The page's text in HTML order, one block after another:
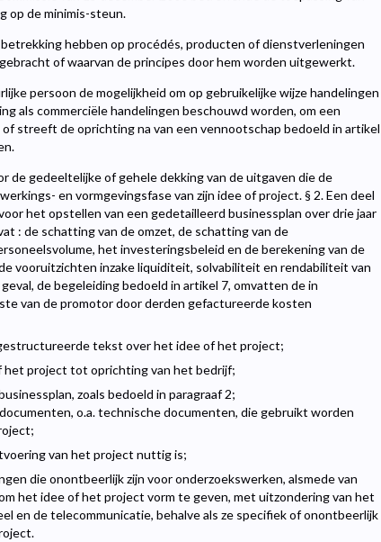
op de minimis-steun.
hebben op procédés, producten of dienstverleningen
of waarvan de principes door hem worden uitgewerkt.
persoon de mogelijkheid om op gebruikelijke wijze handelingen
als commerciële handelingen beschouwd worden, om een
streeft de oprichting na van een vennootschap bedoeld in artikel
de gedeeltelijke of gehele dekking van de uitgaven die de
en vormgevingsfase van zijn idee of project. § 2. Een deel
het opstellen van een gedetailleerd businessplan over drie jaar
: de schatting van de omzet, de schatting van de
het investeringsbeleid en de berekening van de
vooruitzichten inzake liquiditeit, solvabiliteit en rendabiliteit van
de begeleiding bedoeld in artikel 7, omvatten de in
van de promotor door derden gefactureerde kosten
tekst over het idee of het project;
het project tot oprichting van het bedrijf;
zoals bedoeld in paragraaf 2;
o.a. technische documenten, die gebruikt worden
van het project nuttig is;
die onontbeerlijk zijn voor onderzoekswerken, alsmede van
het idee of het project vorm te geven, met uitzondering van het
en de telecommunicatie, behalve als ze specifiek of onontbeerlijk